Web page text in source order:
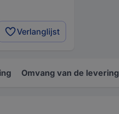
Verlanglijst
Omvang van de levering